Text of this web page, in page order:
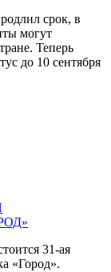
срок, в
могут
Теперь
до 10 сентября
31-ая
«Город».